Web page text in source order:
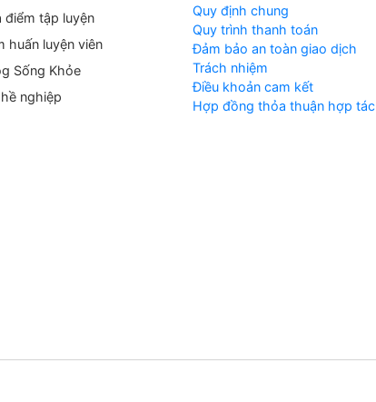
điểm tập luyện
huấn luyện viên
Sống Khỏe
nghiệp
Quy định chung
Quy trình thanh toán
Đảm bảo an toàn giao dịch
Trách nhiệm
Điều khoản cam kết
Hợp đồng thỏa thuận hợp tác